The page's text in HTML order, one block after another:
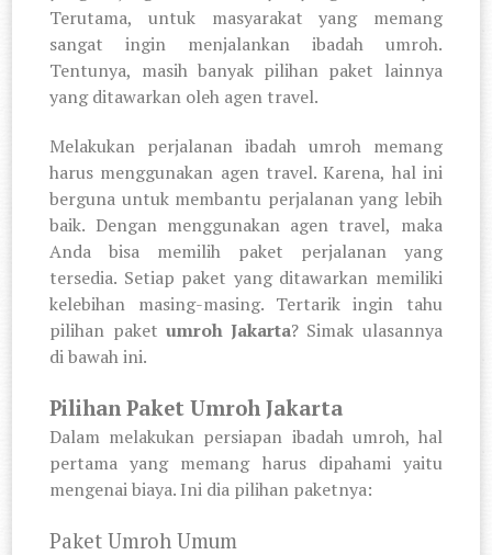
Terutama, untuk masyarakat yang memang
sangat ingin menjalankan ibadah umroh.
Tentunya, masih banyak pilihan paket lainnya
yang ditawarkan oleh agen travel.
Melakukan perjalanan ibadah umroh memang
harus menggunakan agen travel. Karena, hal ini
berguna untuk membantu perjalanan yang lebih
baik. Dengan menggunakan agen travel, maka
Anda bisa memilih paket perjalanan yang
tersedia. Setiap paket yang ditawarkan memiliki
kelebihan masing-masing. Tertarik ingin tahu
pilihan paket umroh Jakarta? Simak ulasannya
di bawah ini.
Pilihan Paket Umroh Jakarta
Dalam melakukan persiapan ibadah umroh, hal
pertama yang memang harus dipahami yaitu
mengenai biaya. Ini dia pilihan paketnya:
Paket Umroh Umum